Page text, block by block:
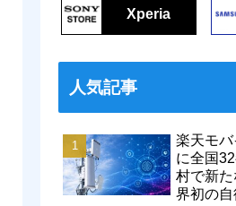
Xperia
人気記事
楽天モバ
に全国
村で新
界初の